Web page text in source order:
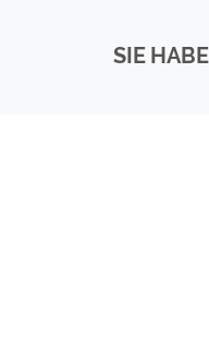
SIE